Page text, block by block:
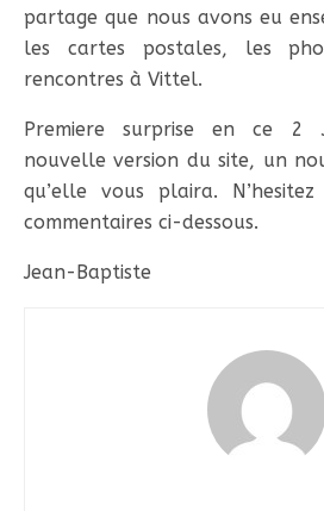
partage que nous avons eu
les cartes postales, les
rencontres à Vittel.
Premiere surprise en ce 2
nouvelle version du site, un
qu’elle vous plaira.
commentaires ci-dessous.
Jean-Baptiste